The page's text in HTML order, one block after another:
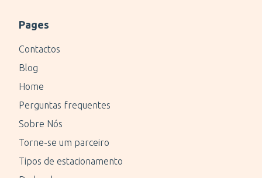
Pages
Contactos
Blog
Home
Perguntas frequentes
Sobre Nós
Torne-se um parceiro
Tipos de estacionamento